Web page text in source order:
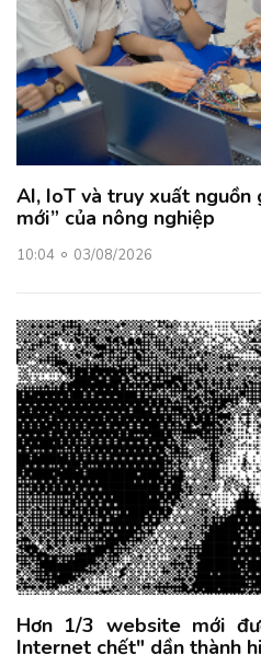
AI, IoT và truy xuất nguồn
mới” của nông nghiệp
10:04 03/08/2026
Hơn 1/3 website mới
Internet chết" dần thành